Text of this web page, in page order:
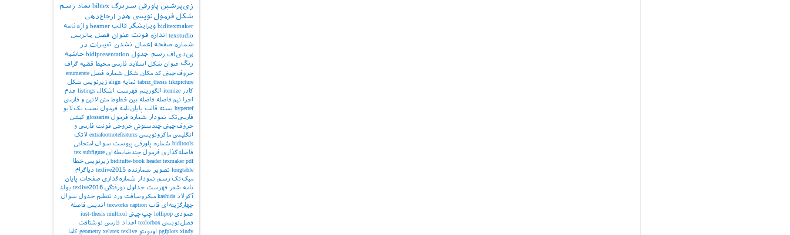
زی‌پرشین پاورقی سربرگ bibtex نماد رسم
شکل فرمول‌نویسی هدر
ارجاع‌دهی
biditexmaker ویرایشگر قالب beamer واژه‌نامه
texstudio اندازه فونت عنوان فصل ماتریس
شماره صفحه اعمال نشدن تغییرات در
پی‌دی‌اف رسم جدول bidipresentation حاشیه
رنگ عنوان شکل اسلاید فارسی محیط قضیه گراف
حروف‌چینی کد مکان شکل شماره فصل enumerate
tabriz_thesis tikzpicture نمایه align زیرنویس شکل
کادر
itemize الگوریتم فهرست اشکال listings عدم
اجرا
نیم‌فاصله فاصله بین خطوط متن لاتین و فارسی
hyperref بسته قالب پایان‌نامه فرمول نصب تک‌لایو
فارسی‌تک نمودار شماره فرمول glossaries کپشن
حروف‌چینی چندستونی خروجی فونت فارسی و
انگلیسی ماکرونویسی extrafootnotefeatures لاتک
biditools شماره پاورقی پیوست‌ سوال امتحانی
فاصله‌گذاری فرمول چندضابطه‌ای tex subfigure
biditufte-book header texmaker pdf زیرنویس خطا
longtable تصویر شمارنده texlive2015 دیاگرام
میک‌تک رسم نمودار شماره‌گذاری صفحات پایان
نامه شعر فهرست جداول تورفتگی texlive2016 بولد
آکولاد kashida میکروسافت ورد تنظیم جدول سوال
چهارگزینه‌ای قاب texworks caption اندیس فاصله
عمودی lollipop چپ‌چینی iust-thesis multicol
فصل‌نویسی tcolorbox اعداد فارسی نوشتافت
pgfplots xindy اوبونتو geometry xelatex texlive
کاما